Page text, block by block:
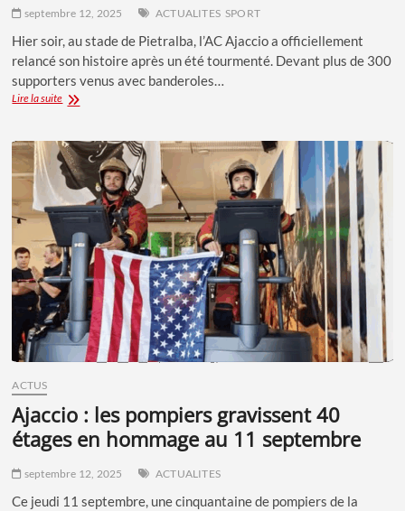
septembre 12, 2025 ACTUALITES SPORT
Hier soir, au stade de Pietralba, l’AC Ajaccio a officiellement
relancé son histoire après un été tourmenté. Devant plus de 300
supporters venus avec banderoles…
Lire la suiteAC
REPRISE
EN
R2
DEVANT
300
SUPPORTERS,
AVEC
ANDY
DELORT
EN
SURPRISE
ACTUS
ajaccio : les pompiers gravissent 40
étages en hommage au 11 septembre
septembre 12, 2025 ACTUALITES
Ce jeudi 11 septembre, une cinquantaine de pompiers de la